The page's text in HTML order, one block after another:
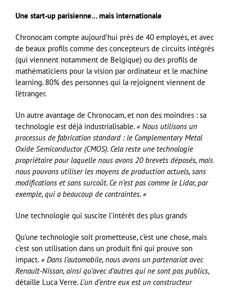
Une start-up parisienne… mais internationale
Chronocam compte aujourd’hui près de 40 employés, et avec
de beaux profils comme des concepteurs de circuits intégrés
(qui viennent notamment de Belgique) ou des profils de
mathématiciens pour la vision par ordinateur et le machine
learning. 80% des personnes qui la rejoignent viennent de
l’étranger.
Un autre avantage de Chronocam, et non des moindres : sa
technologie est déjà industrialisable.« Nous utilisons un
processus de fabrication standard : le Complementary Metal
Oxide Semiconductor (CMOS). Cela reste une technologie
propriétaire pour laquelle nous avons 20 brevets déposés, mais
nous pouvons utiliser les moyens de production actuels, sans
modifications et sans surcoût. Ce n’est pas comme le Lidar, par
exemple, qui a beaucoup de contraintes. »
Une technologie qui suscite l’intérêt des plus grands
Qu’une technologie soit prometteuse, c’est une chose, mais
c’est son utilisation dans un produit fini qui prouve son
impact. « Dans l’automobile, nous avons un partenariat avec
Renault-Nissan, ainsi qu’avec d’autres qui ne sont pas publics,
détaille Luca Verre.L’un d’entre eux est un constructeur